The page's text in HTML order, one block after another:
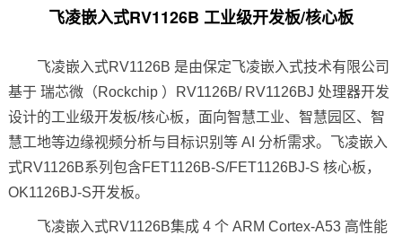
在线文档
方案定制
天猫商城
淘宝商城
新闻中心
态
业
讯
飞凌嵌入式RV1126B 工业级开发板/核心板
飞凌嵌入式RV1126B 是由保定飞凌嵌入式技术有限公司
基于 瑞芯微（Rockchip ）RV1126B/ RV1126BJ 处理器开发
设计的工业级开发板/核心板，面向智慧工业、智慧园区、智
慧工地等边缘视频分析与目标识别等 AI 分析需求。 飞凌嵌入
式RV1126B系列 包含FET1126B-S/FET1126BJ-S 核心板，
OK1126BJ-S开发板。
飞凌嵌入式RV1126B集成 4 个 ARM Cortex-A53 高性能